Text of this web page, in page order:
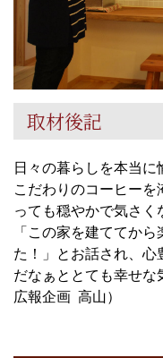
取材後記
日々の暮らしを本当に
こだわりのコーヒーを
っても穏やかで気さく
「この家を建ててか
た！」とお話され、心
だなぁととても幸せな
広報企画 高山）